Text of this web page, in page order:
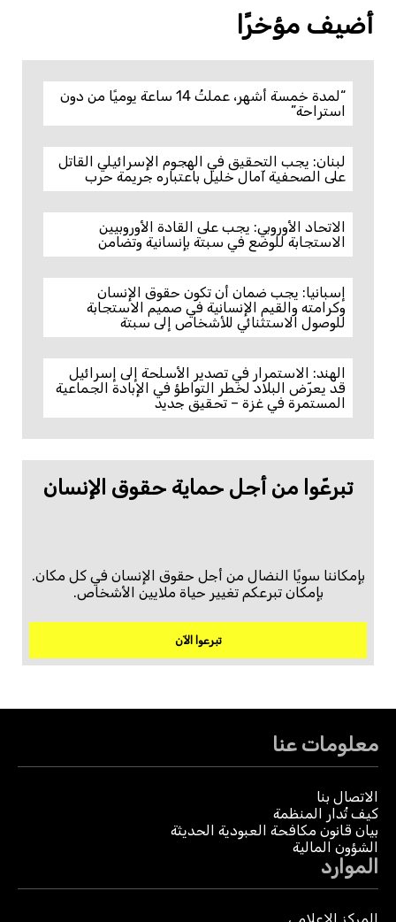
أضيف مؤخرًا
“لمدة خمسة أشهر، عملتُ 14 ساعة يوميًا من دون
استراحة”
لبنان: يجب التحقيق في الهجوم الإسرائيلي القاتل
على الصحفية آمال خليل باعتباره جريمة حرب
الاتحاد الأوروبي: يجب على القادة الأوروبيين
الاستجابة للوضع في سبتة بإنسانية وتضامن
إسبانيا: يجب ضمان أن تكون حقوق الإنسان
وكرامته والقيم الإنسانية في صميم الاستجابة
للوصول الاستثنائي للأشخاص إلى سبتة
الهند: الاستمرار في تصدير الأسلحة إلى إسرائيل
قد يعرّض البلاد لخطر التواطؤ في الإبادة الجماعية
المستمرة في غزة – تحقيق جديد
تبرعّوا من أجل حماية حقوق الإنسان
بإمكاننا سويًا النضال من أجل حقوق الإنسان في كل مكان.
بإمكان تبرعكم تغيير حياة ملايين الأشخاص.
تبرعوا الآن
معلومات عنا
الاتصال بنا
كيف تُدار المنظمة
بيان قانون مكافحة العبودية الحديثة
الشؤون المالية
الموارد